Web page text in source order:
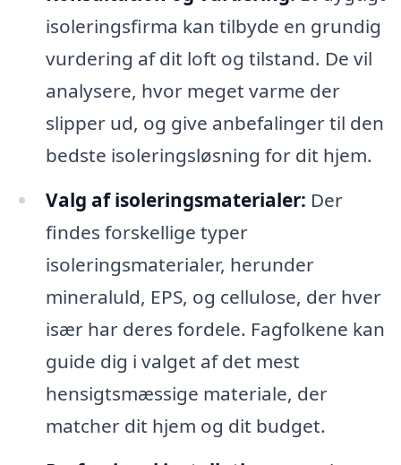
isoleringsfirma kan tilbyde en grundig
vurdering af dit loft og tilstand. De vil
analysere, hvor meget varme der
slipper ud, og give anbefalinger til den
bedste isoleringsløsning for dit hjem.
Valg af isoleringsmaterialer: Der
findes forskellige typer
isoleringsmaterialer, herunder
mineraluld, EPS, og cellulose, der hver
især har deres fordele. Fagfolkene kan
guide dig i valget af det mest
hensigtsmæssige materiale, der
matcher dit hjem og dit budget.